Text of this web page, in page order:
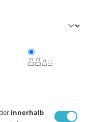
innerhalb